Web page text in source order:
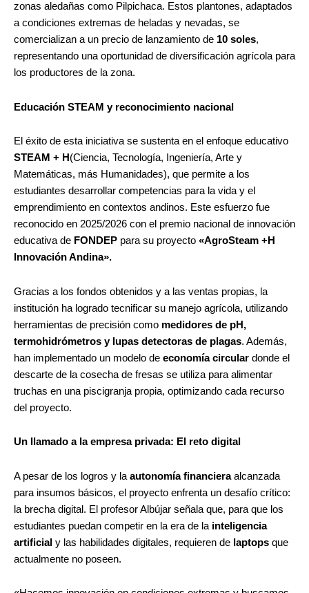
zonas aledañas como Pilpichaca. Estos plantones, adaptados
a condiciones extremas de heladas y nevadas, se
comercializan a un precio de lanzamiento de 10 soles,
representando una oportunidad de diversificación agrícola para
los productores de la zona.
Educación STEAM y reconocimiento nacional
El éxito de esta iniciativa se sustenta en el enfoque educativo
STEAM + H (Ciencia, Tecnología, Ingeniería, Arte y
Matemáticas, más Humanidades), que permite a los
estudiantes desarrollar competencias para la vida y el
emprendimiento en contextos andinos. Este esfuerzo fue
reconocido en 2025/2026 con el premio nacional de innovación
educativa de FONDEP para su proyecto «AgroSteam +H
Innovación Andina».
Gracias a los fondos obtenidos y a las ventas propias, la
institución ha logrado tecnificar su manejo agrícola, utilizando
herramientas de precisión como medidores de pH,
termohidrómetros y lupas detectoras de plagas. Además,
han implementado un modelo de economía circular donde el
descarte de la cosecha de fresas se utiliza para alimentar
truchas en una piscigranja propia, optimizando cada recurso
del proyecto.
Un llamado a la empresa privada: El reto digital
A pesar de los logros y la autonomía financieraalcanzada
para insumos básicos, el proyecto enfrenta un desafío crítico:
la brecha digital. El profesor Albújar señala que, para que los
estudiantes puedan competir en la era de la inteligencia
artificial y las habilidades digitales, requieren de laptops que
actualmente no poseen.